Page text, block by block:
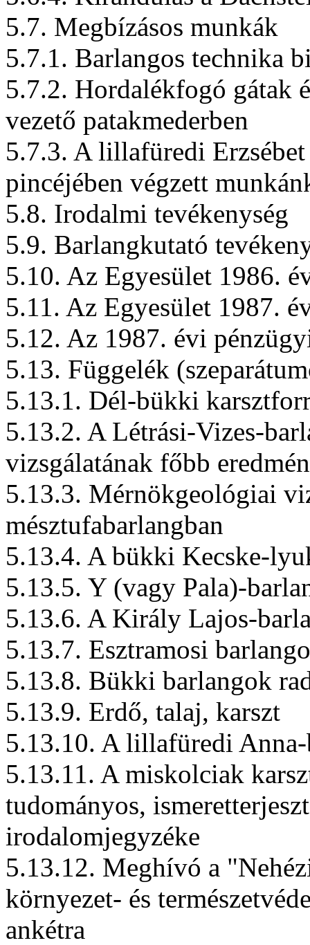
5.7. Megbízásos munkák
5.7.1. Barlangos technika
5.7.2. Hordalékfogó gátak
vezető patakmederben
5.7.3. A lillafüredi
pincéjében végzett
5.8. Irodalmi tevékenység
5.9. Barlangkutató
5.10. Az Egyesület 1986.
5.11. Az Egyesület 1987.
5.12. Az 1987. évi
5.13. Függelék
5.13.1. Dél-bükki
5.13.2. A Létrási-Vizes-
vizsgálatának főbb
5.13.3. Mérnökgeológiai
mésztufabarlangban
5.13.4. A bükki Kecske-
5.13.5. Y (vagy Pala)-
5.13.6. A Király Lajos-
5.13.7. Esztramosi
5.13.8. Bükki barlangok
5.13.9. Erdő, talaj, karszt
5.13.10. A lillafüredi
5.13.11. A miskolciak
tudományos,
irodalomjegyzéke
5.13.12. Meghívó a
környezet- és
ankétra